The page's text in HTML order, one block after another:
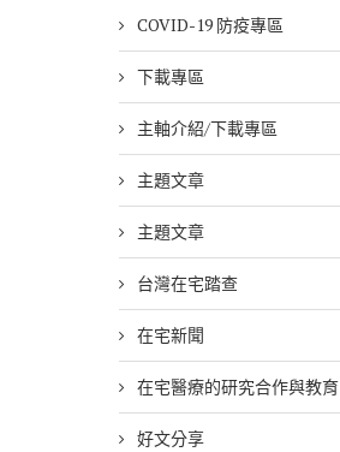
COVID-19 防疫專區
下載專區
主軸介紹/下載專區
主題文章
主題文章
台灣在宅踏查
在宅新聞
在宅醫療的研究合作與教育
好文分享